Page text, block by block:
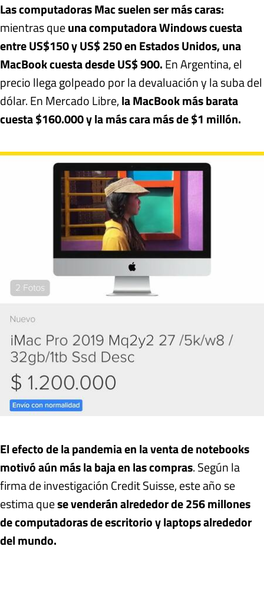
Las computadoras Mac suelen ser más caras:
mientras queuna computadora Windows cuesta
entre US$150 y US$ 250 en Estados Unidos, una
MacBook cuesta desde US$ 900.En Argentina, el
precio llega golpeado por la devaluación y la suba del
dólar. En Mercado Libre,la MacBook más barata
cuesta $160.000 y la más cara más de $1 millón.
El efecto de la pandemia en la venta de notebooks
motivó aún más la baja en las compras. Según la
firma de investigación Credit Suisse, este año se
estima quese venderán alrededor de 256 millones
de computadoras de escritorio y laptops alrededor
del mundo.